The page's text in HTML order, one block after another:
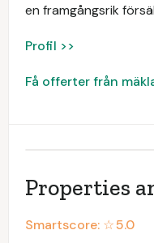
en framgångsrik
Profil >>
Få offerter från
Properties
Smartscore: ☆5.0